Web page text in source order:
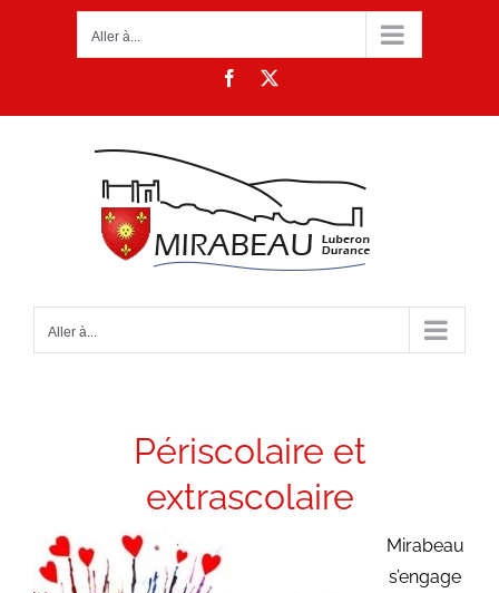
Aller à...
Facebook
Aller à...
Périscolaire et
extrascolaire
Mirabeau
s’engage